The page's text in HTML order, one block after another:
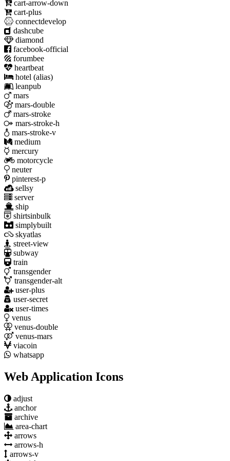
cart-arrow-down
cart-plus
connectdevelop
dashcube
diamond
facebook-official
forumbee
heartbeat
hotel (alias)
leanpub
mars
mars-double
mars-stroke
mars-stroke-h
mars-stroke-v
medium
mercury
motorcycle
neuter
pinterest-p
sellsy
server
ship
shirtsinbulk
simplybuilt
skyatlas
street-view
subway
train
transgender
transgender-alt
user-plus
user-secret
user-times
venus
venus-double
venus-mars
viacoin
whatsapp
Web Application Icons
adjust
anchor
archive
area-chart
arrows
arrows-h
arrows-v